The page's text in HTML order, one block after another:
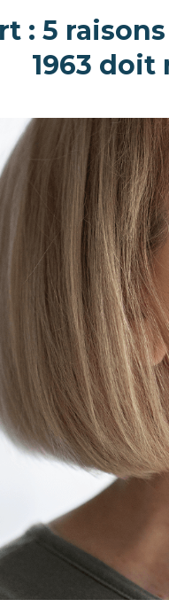
: 5
1963 doit